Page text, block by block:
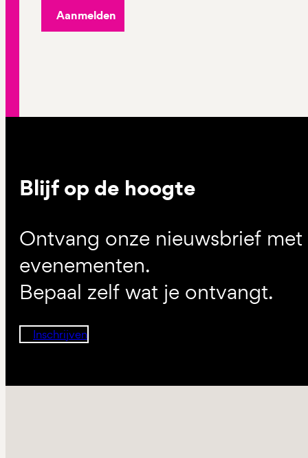
Aanmelden
Blijf op de hoogte
Ontvang onze nieuwsbrief
evenementen.
Bepaal zelf wat je ontvangt.
Inschrijven